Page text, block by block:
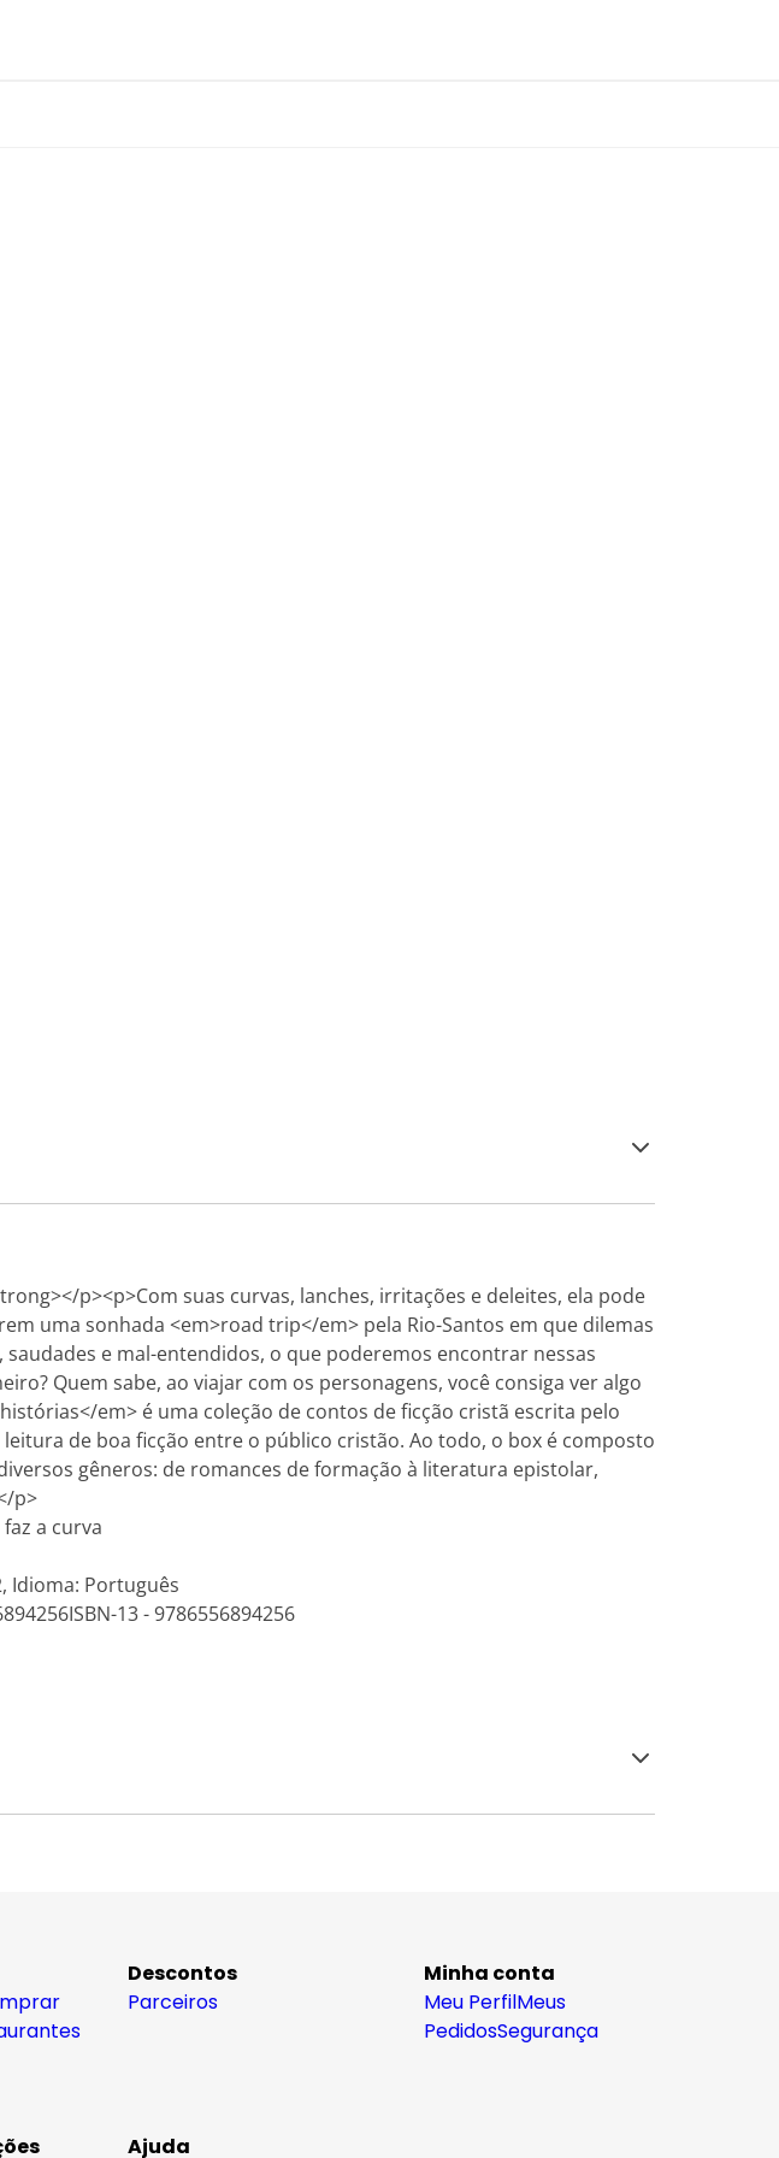
p><p>Com suas curvas, lanches, irritações e deleites, ela pode
uma sonhada <em>road trip</em> pela Rio-Santos em que dilemas
e mal-entendidos, o que poderemos encontrar nessas
Quem sabe, ao viajar com os personagens, você consiga ver algo
em> é uma coleção de contos de ficção cristã escrita pelo
de boa ficção entre o público cristão. Ao todo, o box é composto
gêneros: de romances de formação à literatura epistolar,
p>
a curva
Idioma: Português
13 - 9786556894256
Descontos
Parceiros
Minha conta
Meu PerfilMeus
PedidosSegurança
Ajuda